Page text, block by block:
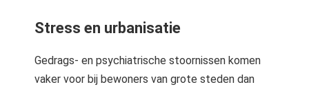
Stress en urbanisatie
Gedrags- en psychiatrische stoornissen komen
vaker voor bij bewoners van grote steden dan